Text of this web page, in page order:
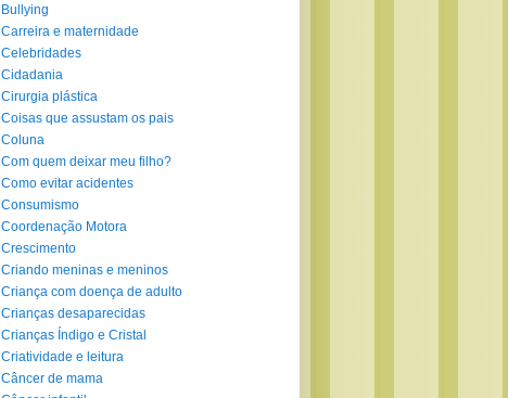
Bullying
Carreira e maternidade
Celebridades
Cidadania
Cirurgia plástica
Coisas que assustam os pais
Coluna
Com quem deixar meu filho?
Como evitar acidentes
Consumismo
Coordenação Motora
Crescimento
Criando meninas e meninos
Criança com doença de adulto
Crianças desaparecidas
Crianças Índigo e Cristal
Criatividade e leitura
Câncer de mama